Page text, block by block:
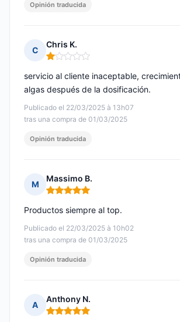
Opinión traducida
C
Chris K.
Nota: 1 de 5
Publicado el 22/03/2025 à 13h07
tras una compra de 01/03/2025
servicio al cliente inaceptable,
algas después de la dosificación.
Opinión traducida
M
Massimo B.
Nota: 5 de 5
Publicado el 22/03/2025 à 10h02
tras una compra de 01/03/2025
Productos siempre al top.
Opinión traducida
A
Anthony N.
Nota: 5 de 5